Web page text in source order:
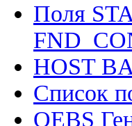
Поля
HOST
Список
OEBS